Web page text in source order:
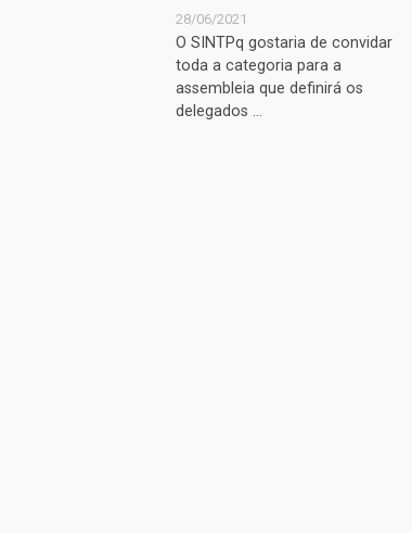
28/06/2021
O SINTPq gostaria de convidar
toda a categoria para a
assembleia que definirá os
delegados ...